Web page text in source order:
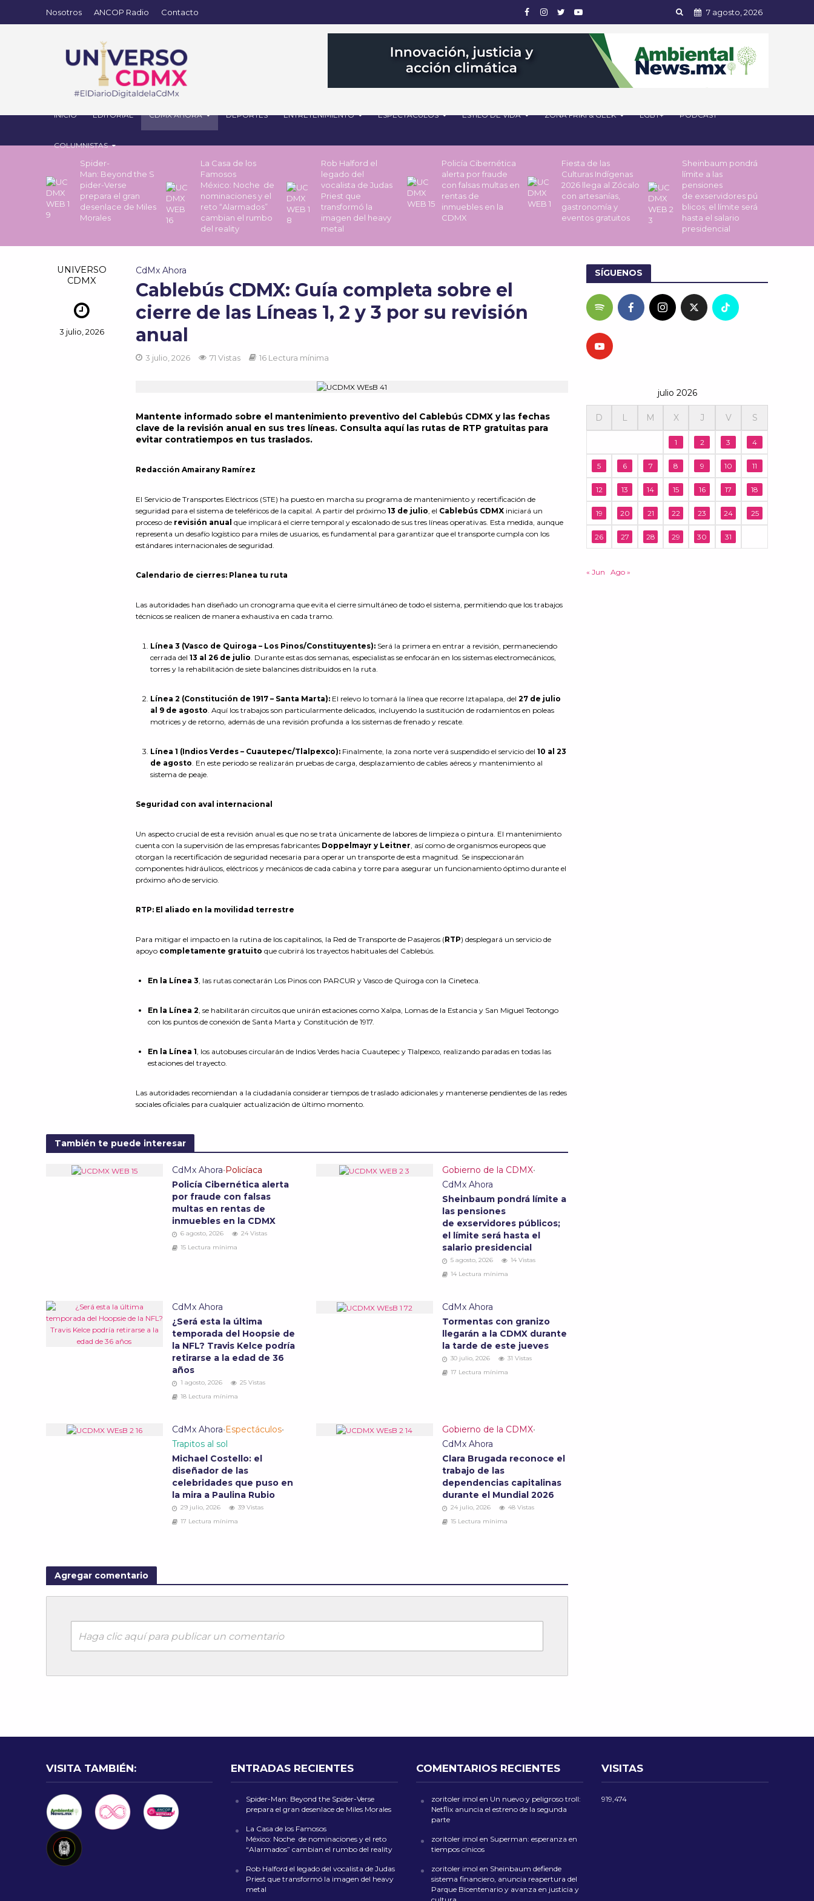
Nosotros ANCOP Radio Contacto 7 agosto, 2026
INICIO EDITORIAL CDMX AHORA DEPORTES ENTRETENIMIENTO ESPECTÁCULOS ESTILO DE VIDA ZONA FRIKI & GEEK LGBT+ PODCAST
COLUMNISTAS
Spider-
Man: Beyond the S
pider-Verse
prepara el gran
desenlace de Miles
Morales
La Casa de los
Famosos
México: Noche de
nominaciones y el
reto “Alarmados”
cambian el rumbo
del reality
Rob Halford el
legado del
vocalista de Judas
Priest que
transformó la
imagen del heavy
metal
Policía Cibernética
alerta por fraude
con falsas multas en
rentas de
inmuebles en la
CDMX
Fiesta de las
Culturas Indígenas
2026 llega al Zócalo
con artesanías,
gastronomía y
eventos gratuitos
Sheinbaum pondrá
límite a las
pensiones
de exservidores pú
blicos; el límite será
hasta el salario
presidencial
UNIVERSO
CDMX
3 julio, 2026
CdMx Ahora
Cablebús CDMX: Guía completa sobre el
cierre de las Líneas 1, 2 y 3 por su revisión
anual
3 julio, 2026 71 Vistas 16 Lectura mínima
Mantente informado sobre el mantenimiento preventivo del Cablebús CDMX y las fechas
clave de la revisión anual en sus tres líneas. Consulta aquí las rutas de RTP gratuitas para
evitar contratiempos en tus traslados.
Redacción Amairany Ramírez
El Servicio de Transportes Eléctricos (STE) ha puesto en marcha su programa de mantenimiento y recertificación de
seguridad para el sistema de teleféricos de la capital. A partir del próximo13 de julio, el Cablebús CDMX iniciará un
proceso de revisión anual que implicará el cierre temporal y escalonado de sus tres líneas operativas. Esta medida, aunque
representa un desafío logístico para miles de usuarios, es fundamental para garantizar que el transporte cumpla con los
estándares internacionales de seguridad.
Calendario de cierres: Planea tu ruta
Las autoridades han diseñado un cronograma que evita el cierre simultáneo de todo el sistema, permitiendo que los trabajos
técnicos se realicen de manera exhaustiva en cada tramo.
Línea 3 (Vasco de Quiroga – Los Pinos/Constituyentes): Será la primera en entrar a revisión, permaneciendo
cerrada del13 al 26 de julio. Durante estas dos semanas, especialistas se enfocarán en los sistemas electromecánicos,
torres y la rehabilitación de siete balancines distribuidos en la ruta.
Línea 2 (Constitución de 1917 – Santa Marta): El relevo lo tomará la línea que recorre Iztapalapa, del27 de julio
al 9 de agosto. Aquí los trabajos son particularmente delicados, incluyendo la sustitución de rodamientos en poleas
motrices y de retorno, además de una revisión profunda a los sistemas de frenado y rescate.
Línea 1 (Indios Verdes – Cuautepec/Tlalpexco): Finalmente, la zona norte verá suspendido el servicio del10 al 23
de agosto. En este periodo se realizarán pruebas de carga, desplazamiento de cables aéreos y mantenimiento al
sistema de peaje.
Seguridad con aval internacional
Un aspecto crucial de esta revisión anual es que no se trata únicamente de labores de limpieza o pintura. El mantenimiento
cuenta con la supervisión de las empresas fabricantes Doppelmayr y Leitner, así como de organismos europeos que
otorgan la recertificación de seguridad necesaria para operar un transporte de esta magnitud. Se inspeccionarán
componentes hidráulicos, eléctricos y mecánicos de cada cabina y torre para asegurar un funcionamiento óptimo durante el
próximo año de servicio.
RTP: El aliado en la movilidad terrestre
Para mitigar el impacto en la rutina de los capitalinos, la Red de Transporte de Pasajeros (RTP) desplegará un servicio de
apoyo completamente gratuito que cubrirá los trayectos habituales del Cablebús.
En la Línea 3, las rutas conectarán Los Pinos con PARCUR y Vasco de Quiroga con la Cineteca.
En la Línea 2, se habilitarán circuitos que unirán estaciones como Xalpa, Lomas de la Estancia y San Miguel Teotongo
con los puntos de conexión de Santa Marta y Constitución de 1917.
En la Línea 1, los autobuses circularán de Indios Verdes hacia Cuautepec y Tlalpexco, realizando paradas en todas las
estaciones del trayecto.
Las autoridades recomiendan a la ciudadanía considerar tiempos de traslado adicionales y mantenerse pendientes de las redes
sociales oficiales para cualquier actualización de último momento.
También te puede interesar
CdMx Ahora• Policíaca
Policía Cibernética alerta
por fraude con falsas
multas en rentas de
inmuebles en la CDMX
6 agosto, 2026
24 Vistas
15 Lectura mínima
Gobierno de la CDMX•
CdMx Ahora
Sheinbaum pondrá límite a
las pensiones
de exservidores públicos;
el límite será hasta el
salario presidencial
5 agosto, 2026
14 Vistas
14 Lectura mínima
CdMx Ahora
¿Será esta la última
temporada del Hoopsie de
la NFL? Travis Kelce podría
retirarse a la edad de 36
años
1 agosto, 2026
25 Vistas
18 Lectura mínima
CdMx Ahora
Tormentas con granizo
llegarán a la CDMX durante
la tarde de este jueves
30 julio, 2026
31 Vistas
17 Lectura mínima
CdMx Ahora• Espectáculos•
Trapitos al sol
Michael Costello: el
diseñador de las
celebridades que puso en
la mira a Paulina Rubio
29 julio, 2026
39 Vistas
17 Lectura mínima
Gobierno de la CDMX•
CdMx Ahora
Clara Brugada reconoce el
trabajo de las
dependencias capitalinas
durante el Mundial 2026
24 julio, 2026
48 Vistas
15 Lectura mínima
Agregar comentario
Haga clic aquí para publicar un comentario
SÍGUENOS
julio 2026
D L M X J V S
1 2 3 4
5 6 7 8 9 10 11
12 13 14 15 16 17 18
19 20 21 22 23 24 25
26 27 28 29 30 31
« Jun Ago »
VISITA TAMBIÉN: ENTRADAS RECIENTES
Spider-Man: Beyond the Spider-Verse
prepara el gran desenlace de Miles Morales
La Casa de los Famosos
México: Noche de nominaciones y el reto
“Alarmados” cambian el rumbo del reality
Rob Halford el legado del vocalista de Judas
Priest que transformó la imagen del heavy
metal
COMENTARIOS RECIENTES
zoritoler imol en Un nuevo y peligroso troll:
Netflix anuncia el estreno de la segunda
parte
zoritoler imol en Superman: esperanza en
tiempos cínicos
zoritoler imol en Sheinbaum defiende
sistema financiero, anuncia reapertura del
Parque Bicentenario y avanza en justicia y
VISITAS
919,474